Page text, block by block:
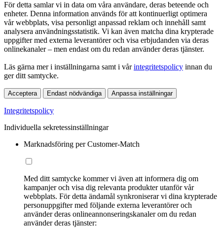
För detta samlar vi in data om våra användare, deras beteende och
enheter. Denna information används för att kontinuerligt optimera
vår webbplats, visa personligt anpassad reklam och innehåll samt
analysera användningsstatistik. Vi kan även matcha dina krypterade
uppgifter med externa leverantörer och visa erbjudanden via deras
onlinekanaler – men endast om du redan använder deras tjänster.
Läs gärna mer i inställningarna samt i vårintegritetspolicy innan du
ger ditt samtycke.
Acceptera Endast nödvändiga Anpassa inställningar
Integritetspolicy
Individuella sekretessinställningar
Marknadsföring per Customer-Match
Med ditt samtycke kommer vi även att informera dig om
kampanjer och visa dig relevanta produkter utanför vår
webbplats. För detta ändamål synkroniserar vi dina krypterade
personuppgifter med följande externa leverantörer och
använder deras onlineannonseringskanaler om du redan
använder deras tjänster: